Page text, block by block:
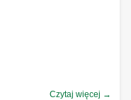
Czytaj więcej →